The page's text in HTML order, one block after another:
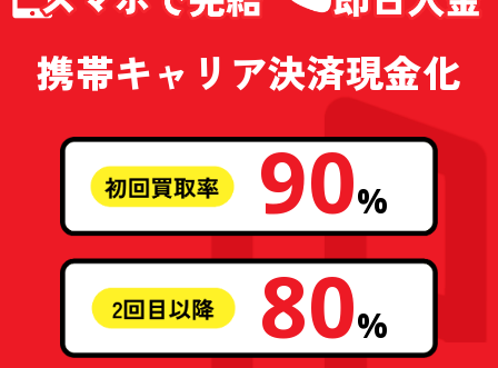
携帯キャリア決済現金化
90%
80%